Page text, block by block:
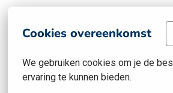
Cookies overeenkomst
We gebruiken cookies om je de
ervaring te kunnen bieden.
🎁 De deal die je niet mag missen!
Een stagevergoeding van
op basis van 40 uur per week
Een stage bij een organisatie